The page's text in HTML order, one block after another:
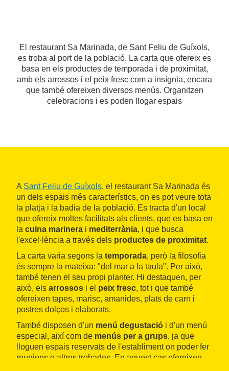
El restaurant Sa Marinada, de Sant Feliu de Guíxols,
es troba al port de la població. La carta que ofereix es
basa en els productes de temporada i de proximitat,
amb els arrossos i el peix fresc com a insígnia, encara
que també ofereixen diversos menús. Organitzen
celebracions i es poden llogar espais
A Sant Feliu de Guíxols, el restaurant Sa Marinada és
un dels espais més característics, on es pot veure tota
la platja i la badia de la població. Es tracta d'un local
que ofereix moltes facilitats als clients, que es basa en
la cuina marinera i mediterrània, i que busca
l'excel·lència a través dels productes de proximitat.
La carta varia segons la temporada, però la filosofia
és sempre la mateixa: "del mar a la taula". Per això,
també tenen el seu propi planter. Hi destaquen, per
això, els arrossos i el peix fresc, tot i que també
ofereixen tapes, marisc, amanides, plats de carn i
postres dolços i elaborats.
També disposen d'un menú degustació i d'un menú
especial, així com de menús per a grups, ja que
lloguen espais reservats de l'establiment on poder fer
reunions o altres trobades. En aquest cas ofereixen